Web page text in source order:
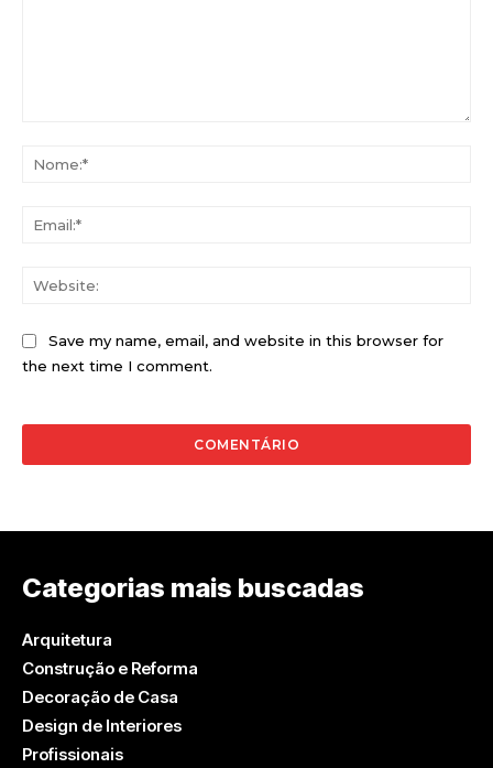
Save my name, email, and website in this browser for
the next time I comment.
Categorias mais buscadas
Arquitetura
Construção e Reforma
Decoração de Casa
Design de Interiores
Profissionais